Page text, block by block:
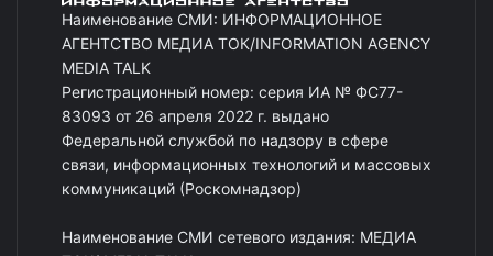
Наименование СМИ: ИНФОРМАЦИОННОЕ
АГЕНТСТВО МЕДИА ТОК/INFORMATION AGENCY
MEDIA TALK
Регистрационный номер: серия ИА № ФС77-
83093 от 26 апреля 2022 г. выдано
Федеральной службой по надзору в сфере
связи, информационных технологий и массовых
коммуникаций (Роскомнадзор)
Наименование СМИ сетевого издания: МЕДИА